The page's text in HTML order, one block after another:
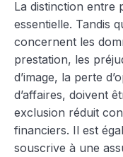
La distinction entre
essentielle. Tandis
concernent les
prestation, les
d’image, la perte
d’affaires, doivent
exclusion réduit
financiers. Il est
souscrive à une